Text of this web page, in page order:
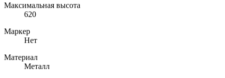
Максимальная высота
620
Маркер
Нет
Материал
Металл